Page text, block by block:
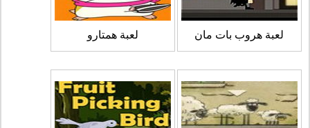
لعبة هروب بات مان لعبة همتارو